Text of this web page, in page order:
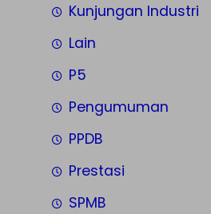
Kunjungan Industri
Lain
P5
Pengumuman
PPDB
Prestasi
SPMB